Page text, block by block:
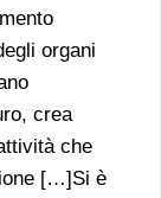
organi
crea
che
[…]Si è